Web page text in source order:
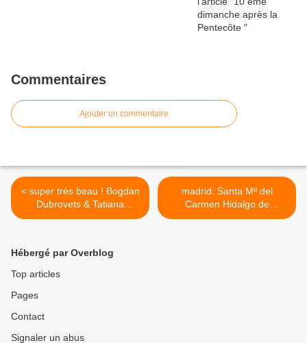
Commentaires
Ajouter un commentaire
< super très beau ! Bogdan
Dubrovets & Tatiana
Tomilova Богдан Дубровец
madrid: Santa Mª del
Carmen Hidalgo de
Caviedes Gómez >
Hébergé par Overblog
Top articles
Pages
Contact
Signaler un abus